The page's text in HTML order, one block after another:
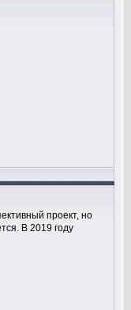
проект, но
В 2019 году